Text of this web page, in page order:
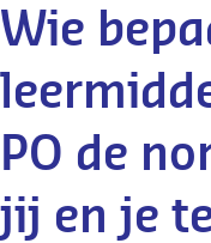
Wie
PO de
jij en je